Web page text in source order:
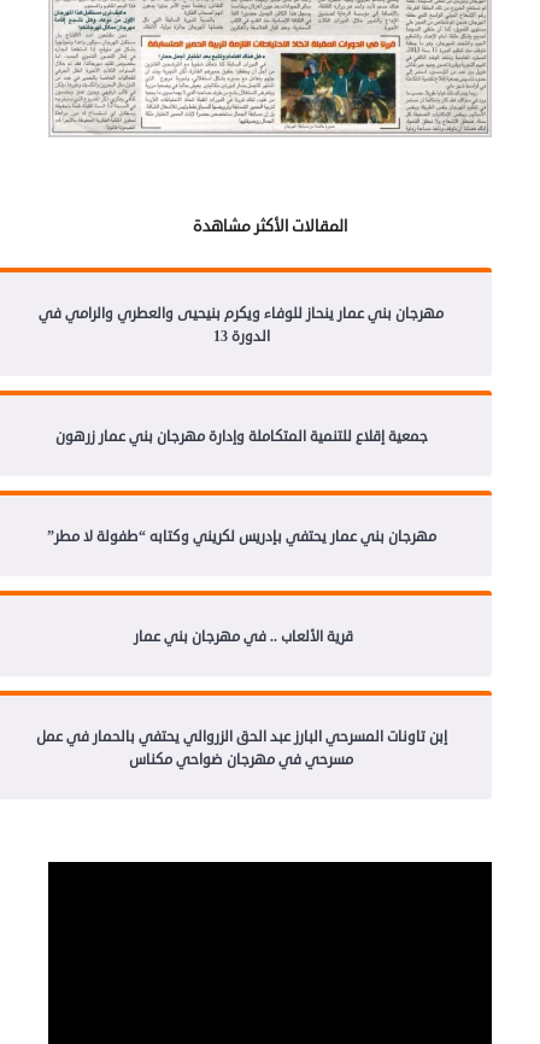
المقالات الأكثر مشاهدة
مهرجان بني عمار ينحاز للوفاء ويكرم بنيحيى والعطري والرامي في
الدورة 13
جمعية إقلاع للتنمية المتكاملة وإدارة مهرجان بني عمار زرهون
مهرجان بني عمار يحتفي بإدريس لكريني وكتابه “طفولة لا مطر”
قرية الألعاب .. في مهرجان بني عمار
إبن تاونات المسرحي البارز عبد الحق الزروالي يحتفي بالحمار في عمل
مسرحي في مهرجان ضواحي مكناس